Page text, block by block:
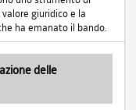
giuridico e la
ha emanato il bando.
delle